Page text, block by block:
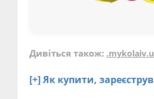
Дивіться також:
[+] Як купити,